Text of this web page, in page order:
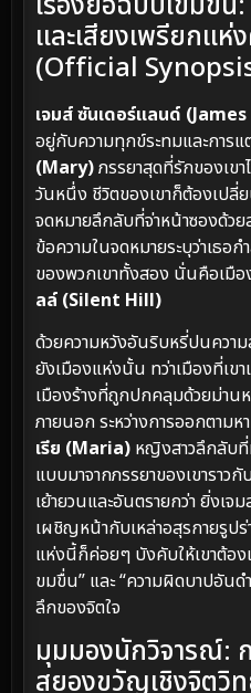
และเสียงเพรียกแห่
(Official
เจมส์ ซันเดอร์แลนด์
อยู่กับความทุกข์ระทมและการ
(Mary)ภรรยาสุดที่รักของเขา
วันหนึ่ง ชีวิตของเขาก็ต้องเปลี่
จดหมายลึกลับที่จ่าหน้าซองด้ว
ข้อความในจดหมายระบุว่าเธอ
ของพวกเขาทั้งสอง นั่นคือเมือ
ลล์ (Silent Hill)
ด้วยความหวังอันริบหรี่ปนควา
ยังเมืองแห่งนั้น ทว่าเมืองที่เข
เมืองร้างที่ถูกปกคลุมด้วยม่าน
ภายนอก ระหว่างการออกตาม
เรีย (Maria) หญิงสาวลึกลับที่
แบบมาจากภรรยาของเขารา
เย้ายวนและอันตรายกว่า ยิ่งเจ
เผชิญหน้ากับเหล่าอสุรกายรูปร่
แห่งนี้ก็ค่อยๆ บังคับให้เขาต้อ
ขมขื่น” และ “ความผิดบาปอันด
ลึกของจิตใจ
มุมมองนักวิจารณ์:
สยองขวัญเชิงจิตวิ